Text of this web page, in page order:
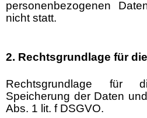
personenbezogenen
nicht statt.
2. Rechtsgrundlage für
Rechtsgrundlage für
Speicherung der Daten
Abs. 1 lit. f DSGVO.